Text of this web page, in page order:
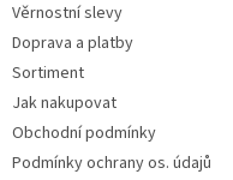
Věrnostní slevy
Doprava a platby
Sortiment
Jak nakupovat
Obchodní podmínky
Podmínky ochrany os. údajů